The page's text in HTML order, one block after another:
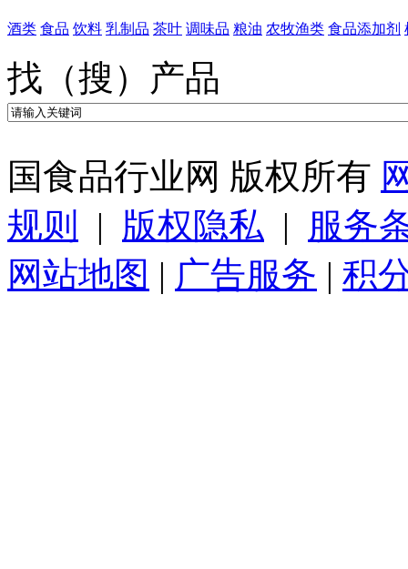
酒类 食品 饮料 乳制品 茶叶 调味品 粮油 农牧渔类 食品添加剂
找（搜）产品
国食品行业网 版权所有
规则
| 版权隐私 | 服务
网站地图 | 广告服务 | 积